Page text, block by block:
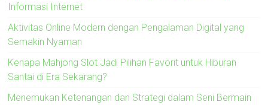
Informasi Internet
Aktivitas Online Modern dengan Pengalaman Digital yang
Semakin Nyaman
Kenapa Mahjong Slot Jadi Pilihan Favorit untuk Hiburan
Santai di Era Sekarang?
Menemukan Ketenangan dan Strategi dalam Seni Bermain